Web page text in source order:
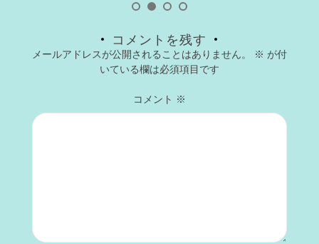
コメントを残す
メールアドレスが公開されることはありません。 ※ が付
いている欄は必須項目です
コメント ※